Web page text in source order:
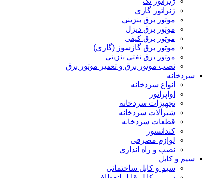
ژنراتور گازی
موتور برق بنزینی
موتور برق دیزل
موتور برق کیفی
موتور برق گازسوز (گازی)
موتور برق نفتی بنزینی
نصب موتور برق و تعمیر موتور برق
سردخانه
انواع سردخانه
اواپراتور
تجهیزات سردخانه
شیرآلات سردخانه
قطعات سردخانه
کندانسور
لوازم مصرفی
نصب و راه اندازی
سیم و کابل
سیم و کابل ساختمانی